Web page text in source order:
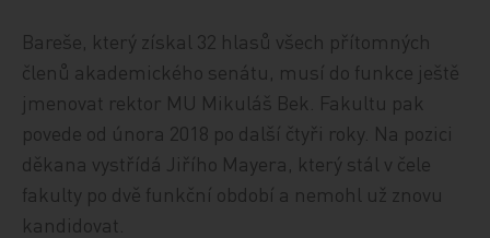
Bareše, který získal 32 hlasů všech přítomných
členů akademického senátu, musí do funkce ještě
jmenovat rektor MU Mikuláš Bek. Fakultu pak
povede od února 2018 po další čtyři roky. Na pozici
děkana vystřídá Jiřího Mayera, který stál v čele
fakulty po dvě funkční období a nemohl už znovu
kandidovat.